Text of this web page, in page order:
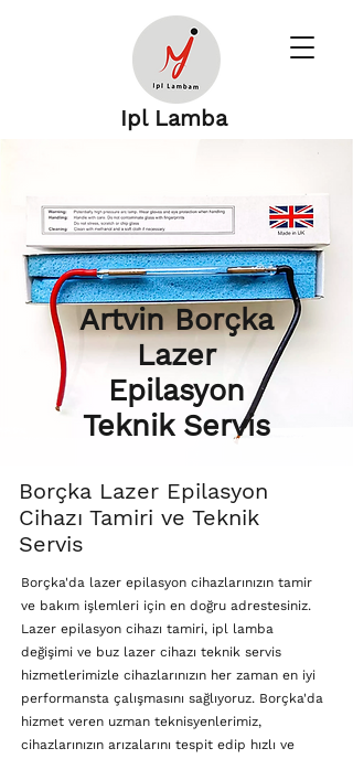
Ipl Lamba
Artvin Borçka
Lazer
Epilasyon
Teknik Servis
Borçka Lazer Epilasyon
Cihazı Tamiri ve Teknik
Servis
Borçka'da lazer epilasyon cihazlarınızın tamir
ve bakım işlemleri için en doğru adrestesiniz.
Lazer epilasyon cihazı tamiri, ipl lamba
değişimi ve buz lazer cihazı teknik servis
hizmetlerimizle cihazlarınızın her zaman en iyi
performansta çalışmasını sağlıyoruz. Borçka'da
hizmet veren uzman teknisyenlerimiz,
cihazlarınızın arızalarını tespit edip hızlı ve